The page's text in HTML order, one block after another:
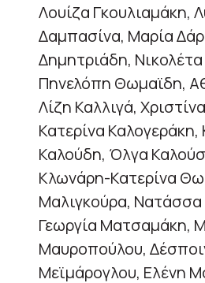
Λουίζα Γκουλιαμάκη,
Δαμπασίνα, Μαρία
Δημητριάδη,
Πηνελόπη Θωμαϊδη,
Λίζη Καλλιγά,
Κατερίνα Καλογεράκη,
Καλούδη, Όλγα
Κλωνάρη-Κατερίνα
Μαλιγκούρα, Νατάσσα
Γεωργία Ματσαμάκη,
Μαυροπούλου,
Μεϊμάρογλου, Ελένη